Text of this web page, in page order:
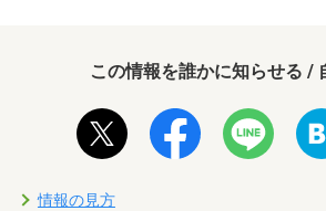
この情報を誰かに知らせる /
情報の見方